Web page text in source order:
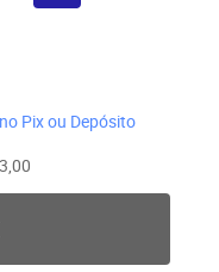
no Pix ou Depósito